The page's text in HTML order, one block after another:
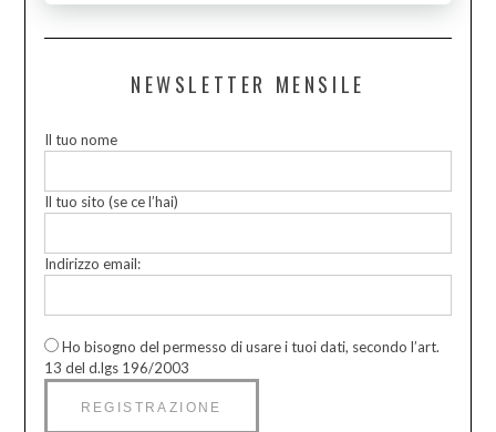
NEWSLETTER MENSILE
Il tuo nome
Il tuo sito (se ce l’hai)
Indirizzo email:
Ho bisogno del permesso di usare i tuoi dati, secondo l’art.
13 del d.lgs 196/2003